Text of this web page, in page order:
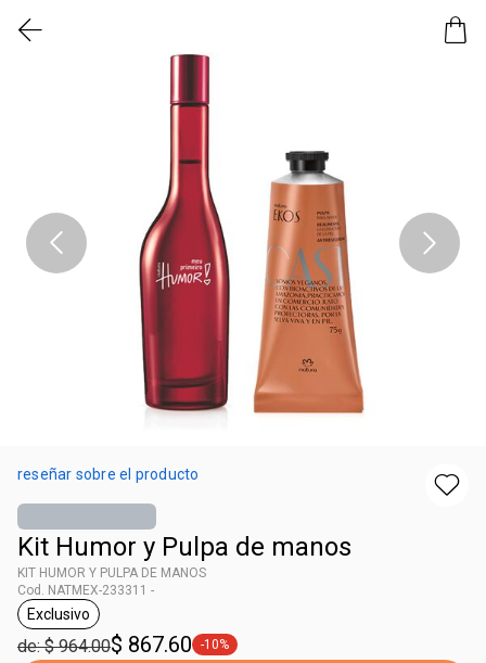
reseñar sobre el producto
Kit Humor y Pulpa de manos
KIT HUMOR Y PULPA DE MANOS
Cod. NATMEX-233311 -
etiqueta Exclusivo
Exclusivo
de: $ 964.00$ 867.60 etiqueta -10%
-10%